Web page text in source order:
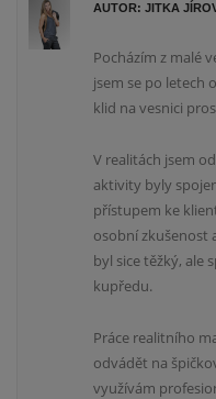
AUTOR: JITKA
Pocházím z malé
jsem se po letech
klid na vesnici
V realitách jsem
aktivity byly
přístupem ke
osobní zkušenost
byl sice těžký, ale
kupředu.
Práce realitního
odvádět na
využívám